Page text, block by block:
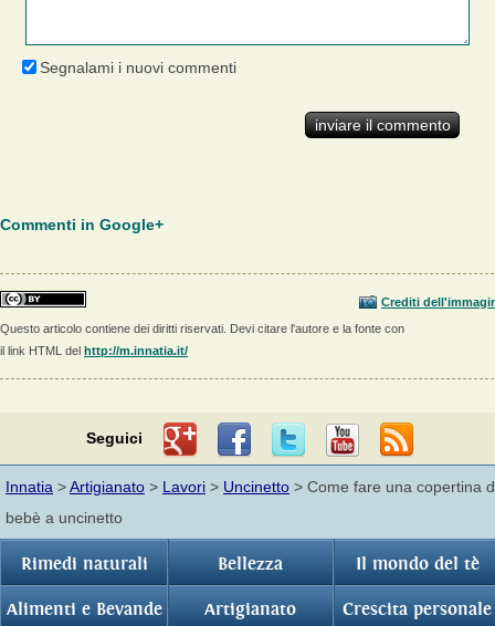
Segnalami i nuovi commenti
Commenti in Google+
Crediti
Questo articolo contiene dei diritti riservati. Devi citare l'autore e la fonte con
il link HTML del http://m.innatia.it/
Seguici
Innatia >Artigianato > Lavori > Uncinetto > Come fare una copertina
bebè a uncinetto
Rimedi naturali Bellezza Il mondo del tè
Alimenti e Bevande Artigianato Crescita personale